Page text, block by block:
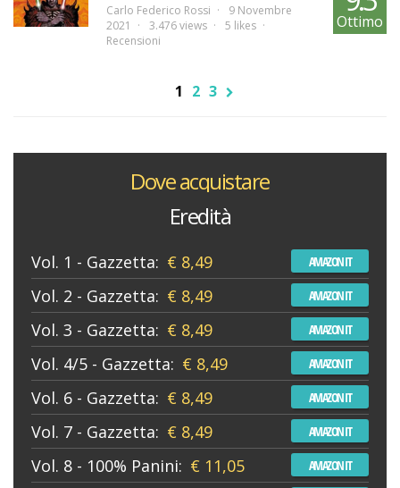
Carlo Federico Rossi
9 Novembre
2021
3.476 views
5 likes
Recensioni
Ottimo
1 2 3
Dove acquistare
Eredità
Vol. 1 - Gazzetta: € 8,49 AMAZON IT
Vol. 2 - Gazzetta: € 8,49 AMAZON IT
Vol. 3 - Gazzetta: € 8,49 AMAZON IT
Vol. 4/5 - Gazzetta: € 8,49 AMAZON IT
Vol. 6 - Gazzetta: € 8,49 AMAZON IT
Vol. 7 - Gazzetta: € 8,49 AMAZON IT
Vol. 8 - 100% Panini: € 11,05 AMAZON IT